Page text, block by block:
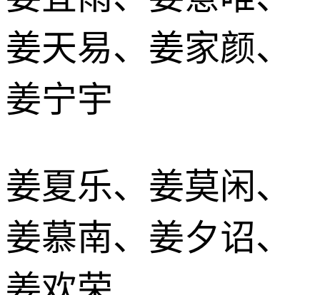
姜天易、姜家颜、
姜宁宇
姜夏乐、姜莫闲、
姜慕南、姜夕诏、